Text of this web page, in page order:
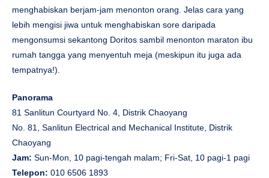
menghabiskan berjam-jam menonton orang. Jelas cara yang
lebih mengisi jiwa untuk menghabiskan sore daripada
mengonsumsi sekantong Doritos sambil menonton maraton ibu
rumah tangga yang menyentuh meja (meskipun itu juga ada
tempatnya!).
Panorama
81 Sanlitun Courtyard No. 4, Distrik Chaoyang
No. 81, Sanlitun Electrical and Mechanical Institute, Distrik
Chaoyang
Jam: Sun-Mon, 10 pagi-tengah malam; Fri-Sat, 10 pagi-1 pagi
Telepon: 010 6506 1893